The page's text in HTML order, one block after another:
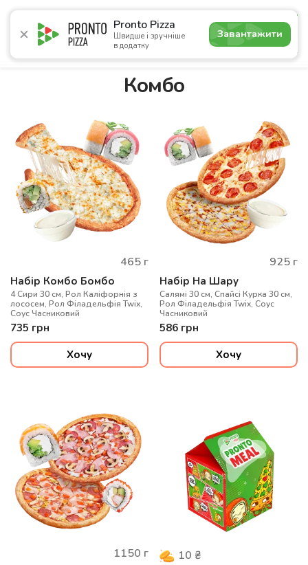
Pronto Pizza
Швидше і зручніше
в додатку
Завантажити
4.9
Акції Піца Суші Ланчі Бургери Комбо
Комбо
465 г
Набір Комбо Бомбо
4 Сири 30 см, Рол Каліфорнія з
лососем, Рол Філадельфія Twix,
Соус Часниковий
735 грн
Хочу
925 г
Набір На Шару
Салямі 30 см, Спайсі Курка 30 см,
Рол Філадельфія Twix, Соус
Часниковий
586 грн
Хочу
1150 г 10 ₴